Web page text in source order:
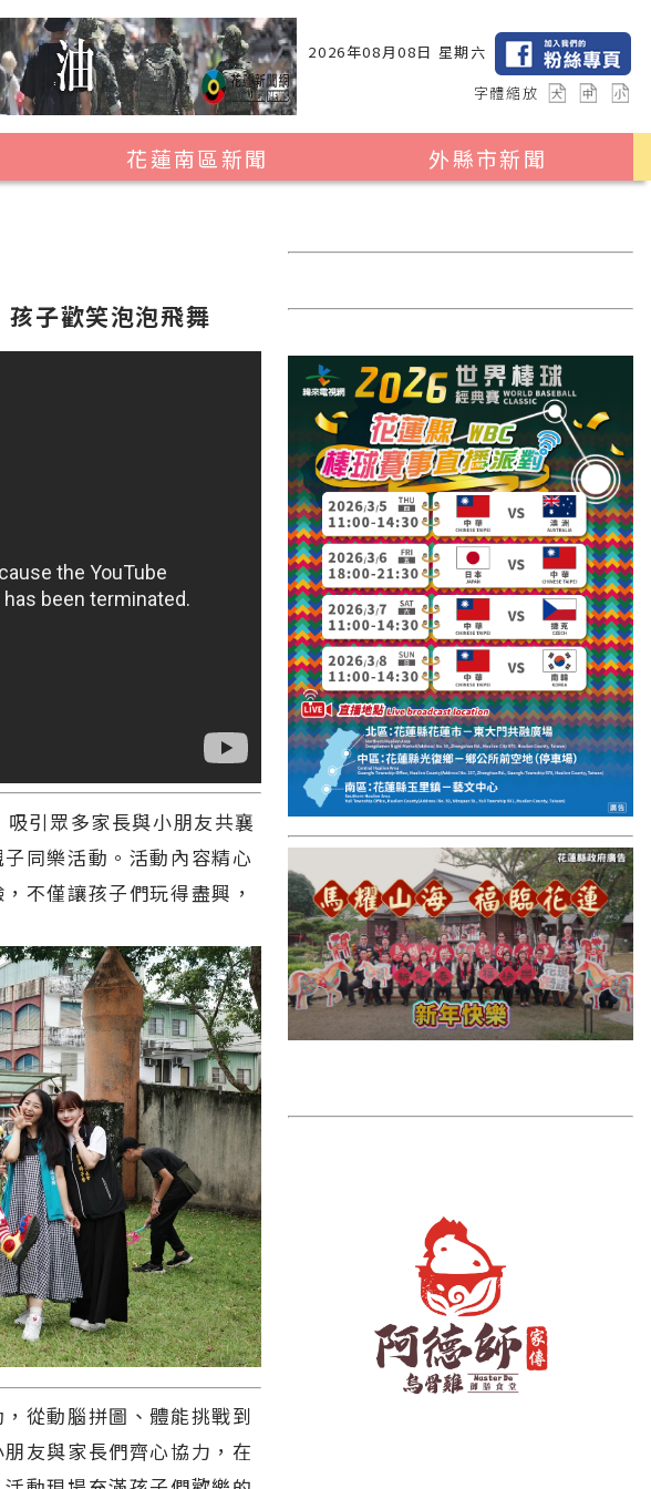
2026年08月08日 星期六
字體縮放
花蓮南區新聞
富里鄉
外縣市新聞
2024暑期夏令營專區
台中市
彰化縣
高雄市
國外報導
台東縣
關山鎮
苗栗縣
其他地區
新竹市
和平鄉
台南市
澎湖縣
香港
台東市
雲林縣
長濱鄉
彰化縣
子歡笑泡泡飛舞
引眾多家長與小朋友共襄
同樂活動。活動內容精心
不僅讓孩子們玩得盡興，
從動腦拼圖、體能挑戰到
友與家長們齊心協力，在